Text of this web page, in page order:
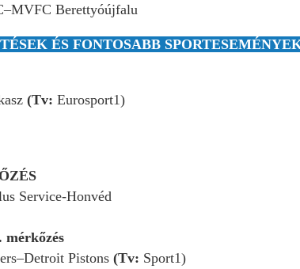
Berettyóújfalu
ÉS FONTOSABB
(Tv: Eurosport1)
Service-Honvéd
mérkőzés
Pistons(Tv: Sport1)